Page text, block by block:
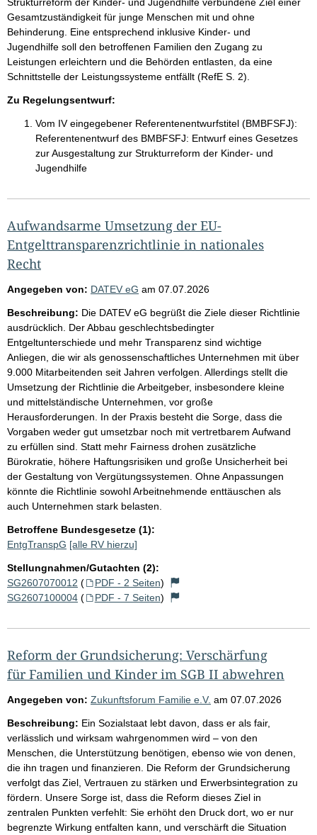
Gesamtzuständigkeit für junge Menschen mit und ohne
Behinderung. Eine entsprechend inklusive Kinder- und
Jugendhilfe soll den betroffenen Familien den Zugang zu
Leistungen erleichtern und die Behörden entlasten, da eine
Schnittstelle der Leistungssysteme entfällt (RefE S. 2).
Zu Regelungsentwurf:
Vom IV eingegebener Referentenentwurfstitel (BMBFSFJ):
Referentenentwurf des BMBFSFJ: Entwurf eines Gesetzes
zur Ausgestaltung zur Strukturreform der Kinder- und
Jugendhilfe
Aufwandsarme Umsetzung der EU-
Entgelttransparenzrichtlinie in nationales
Recht
Angegeben von: DATEV eG am 07.07.2026
Beschreibung: Die DATEV eG begrüßt die Ziele dieser Richtlinie
ausdrücklich. Der Abbau geschlechtsbedingter
Entgeltunterschiede und mehr Transparenz sind wichtige
Anliegen, die wir als genossenschaftliches Unternehmen mit über
9.000 Mitarbeitenden seit Jahren verfolgen. Allerdings stellt die
Umsetzung der Richtlinie die Arbeitgeber, insbesondere kleine
und mittelständische Unternehmen, vor große
Herausforderungen. In der Praxis besteht die Sorge, dass die
Vorgaben weder gut umsetzbar noch mit vertretbarem Aufwand
zu erfüllen sind. Statt mehr Fairness drohen zusätzliche
Bürokratie, höhere Haftungsrisiken und große Unsicherheit bei
der Gestaltung von Vergütungssystemen. Ohne Anpassungen
könnte die Richtlinie sowohl Arbeitnehmende enttäuschen als
auch Unternehmen stark belasten.
Betroffene Bundesgesetze (1):
EntgTranspG [alle RV hierzu]
Stellungnahmen/Gutachten (2):
SG2607070012 ( PDF - 2 Seiten)
SG2607100004 ( PDF - 7 Seiten)
Reform der Grundsicherung: Verschärfung
für Familien und Kinder im SGB II abwehren
Angegeben von: Zukunftsforum Familie e.V. am 07.07.2026
Beschreibung: Ein Sozialstaat lebt davon, dass er als fair,
verlässlich und wirksam wahrgenommen wird – von den
Menschen, die Unterstützung benötigen, ebenso wie von denen,
die ihn tragen und finanzieren. Die Reform der Grundsicherung
verfolgt das Ziel, Vertrauen zu stärken und Erwerbsintegration zu
fördern. Unsere Sorge ist, dass die Reform dieses Ziel in
zentralen Punkten verfehlt: Sie erhöht den Druck dort, wo er nur
begrenzte Wirkung entfalten kann, und verschärft die Situation